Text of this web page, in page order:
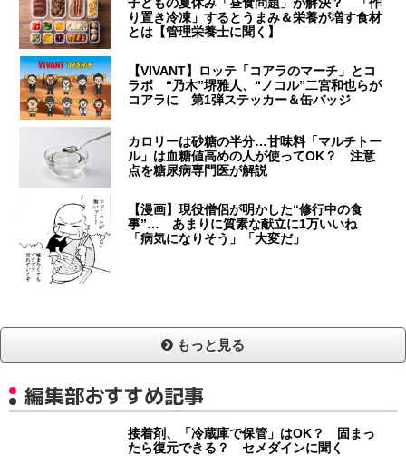
り置き冷凍」するとうまみ＆栄養が増す食材
とは【管理栄養士に聞く】
【VIVANT】ロッテ「コアラのマーチ」とコ
ラボ “乃木”堺雅人、“ノコル”二宮和也らが
コアラに 第1弾ステッカー＆缶バッジ
カロリーは砂糖の半分…甘味料「マルチトー
ル」は血糖値高めの人が使ってOK？ 注意
点を糖尿病専門医が解説
【漫画】現役僧侶が明かした“修行中の食
事”… あまりに質素な献立に1万いいね
「病気になりそう」「大変だ」
もっと見る
編集部おすすめ記事
接着剤、「冷蔵庫で保管」はOK？ 固まっ
たら復元できる？ セメダインに聞く